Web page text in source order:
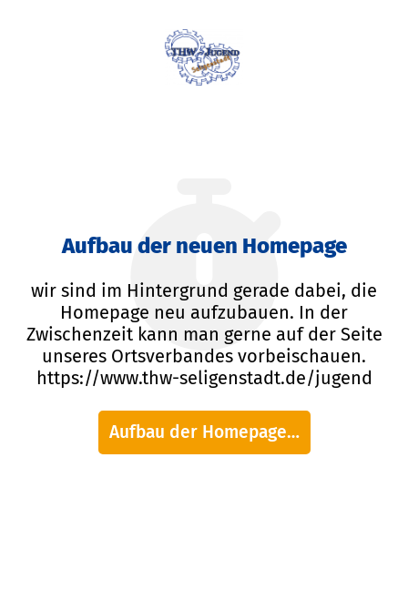
Aufbau der neuen Homepage
wir sind im Hintergrund gerade dabei, die
Homepage neu aufzubauen. In der
Zwischenzeit kann man gerne auf der Seite
unseres Ortsverbandes vorbeischauen.
https://www.thw-seligenstadt.de/jugend
Aufbau der Homepage…